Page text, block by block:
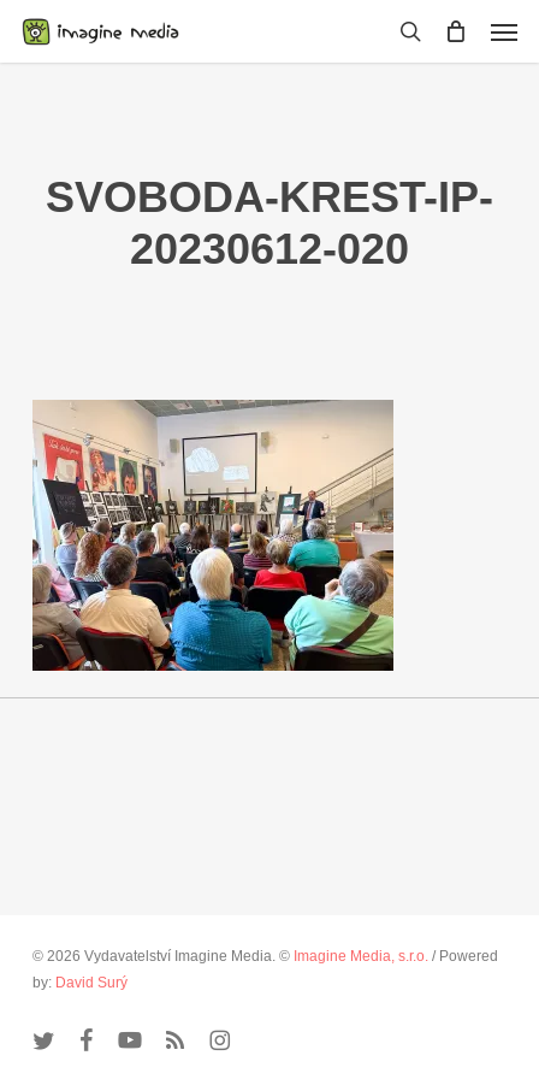
main
SVOBODA-KREST-IP-
20230612-020
© 2026 Vydavatelství Imagine Media. © Imagine Media, s.r.o./ Powered
by: David Surý
twitter facebookyoutubeRSS instagram